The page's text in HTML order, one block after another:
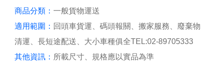
商品分類： 一般貨物運送
適用範圍： 回頭車貨運、碼頭報關、搬家服務、廢棄物
清運、長短途配送、大小車種俱全TEL:02-89705333
其他資訊： 所載尺寸、規格應以實品為準